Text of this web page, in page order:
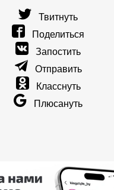
Твитнуть
Поделиться
Запостить
Отправить
Класснуть
Плюсануть